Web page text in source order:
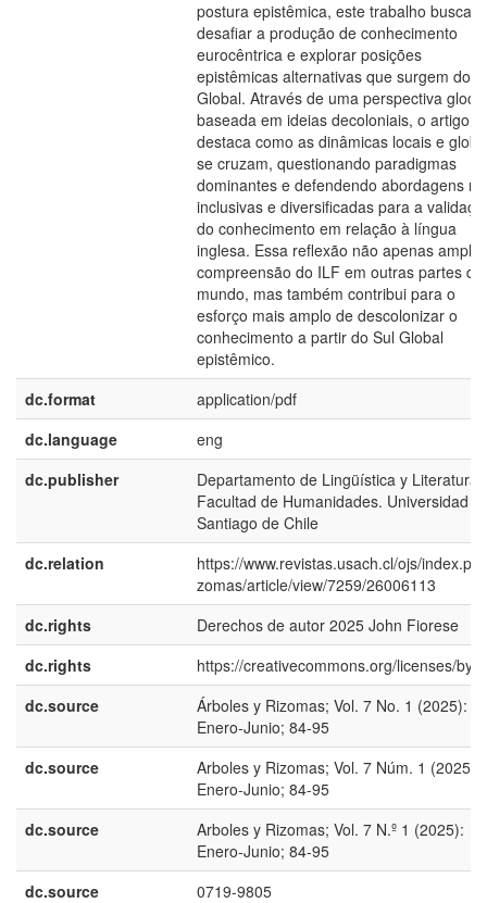
postura epistêmica, este trabalho busca
desafiar a produção de conhecimento
eurocêntrica e explorar posições
epistêmicas alternativas que surgem do
Global. Através de uma perspectiva glocal
baseada em ideias decoloniais, o artigo
destaca como as dinâmicas locais e
se cruzam, questionando paradigmas
dominantes e defendendo abordagens
inclusivas e diversificadas para a
do conhecimento em relação à língua
inglesa. Essa reflexão não apenas
compreensão do ILF em outras partes do
mundo, mas também contribui para o
esforço mais amplo de descolonizar o
conhecimento a partir do Sul Global
epistêmico.
dc.format
application/pdf
dc.language
eng
dc.publisher
Departamento de Lingüística y Literatura,
Facultad de Humanidades. Universidad
Santiago de Chile
dc.relation
https://www.revistas.usach.cl/ojs/
zomas/article/view/7259/26006113
dc.rights
Derechos de autor 2025 John Fiorese
dc.rights
https://creativecommons.org/licenses/by/
dc.source
Árboles y Rizomas; Vol. 7 No. 1 (2025):
Enero-Junio; 84-95
dc.source
Arboles y Rizomas; Vol. 7 Núm. 1 (2025):
Enero-Junio; 84-95
dc.source
Arboles y Rizomas; Vol. 7 N.º 1 (2025):
Enero-Junio; 84-95
dc.source
0719-9805